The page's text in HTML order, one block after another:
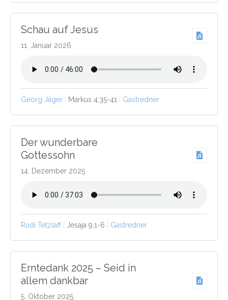
Schau auf Jesus
11. Januar 2026
Georg Jäger Markus 4,35-41 Gastredner
Der wunderbare
Gottessohn
14. Dezember 2025
Rudi Tetzlaff Jesaja 9,1-6 Gastredner
Erntedank 2025 – Seid in
allem dankbar
5. Oktober 2025